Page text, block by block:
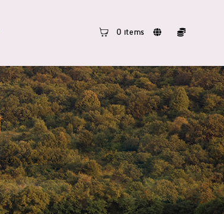
0 items